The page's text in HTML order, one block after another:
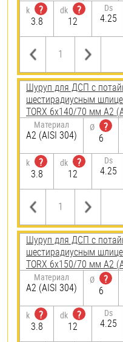
k
?
3.8
dk
?
12
Ds
4.25
Шуруп для ДСП с
шестирадиусным
TORX 6х140/70 мм А2
Материал
А2 (AISI 304)
Ø
?
6
k
?
3.8
dk
?
12
Ds
4.25
Шуруп для ДСП с
шестирадиусным
TORX 6х150/70 мм А2
Материал
А2 (AISI 304)
Ø
?
6
k
?
3.8
dk
?
12
Ds
4.25